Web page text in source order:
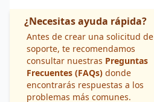
¿Necesitas ayuda rápida?
Antes de crear una solicitud de
soporte, te recomendamos
consultar nuestras Preguntas
Frecuentes (FAQs) donde
encontrarás respuestas a los
problemas más comunes.